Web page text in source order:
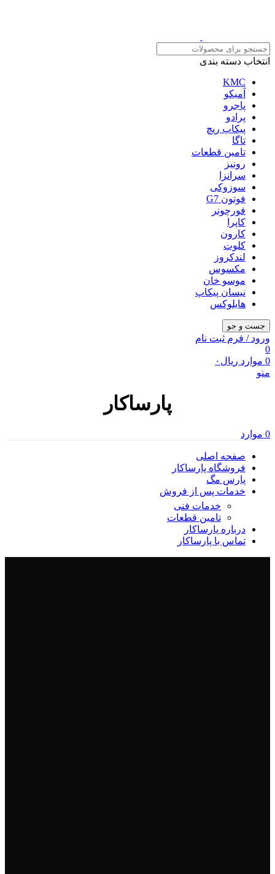
انتخاب دسته بندی
KMC
آمیکو
پاجرو
پرادو
پیکاپ ریچ
تاگا
تامین قطعات
رونیز
سرانزا
سوزوکی
فوتون G7
فورچونر
کاپرا
کارون
کلوت
لندکروز
مکسوس
موسو خان
نیسان پیکاپ
هایلوکس
جست و جو
ورود / فرم ثبت نام
0
0 موارد ریال ۰
منو
پارساکار
0 موارد
صفحه اصلی
فروشگاه پارساکار
پارس مگ
خدمات پس از فروش
خدمات فنی
تامین قطعات
درباره پارساکار
تماس با پارساکار